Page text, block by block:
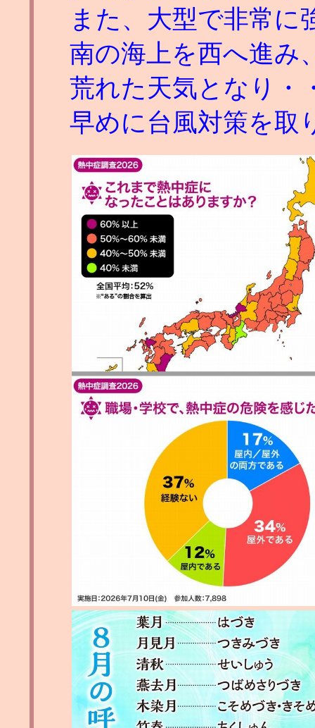
また、大型で非常に
南の海上を西へ進み
荒れた天気となり・
早めに台風対策を取